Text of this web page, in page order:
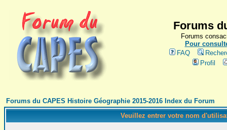
Forums
Forums
Pour
FAQ
Profil
Forums du CAPES Histoire Géographie 2015-2016 Index du Forum
Veuillez entrer votre nom